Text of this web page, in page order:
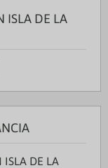
ISLA DE LA
ISLA DE LA